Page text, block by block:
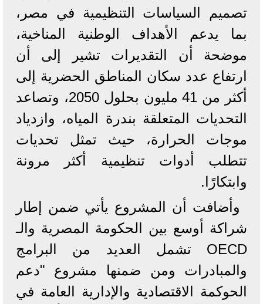
تصميم السياسات التنظيمية في مصر،
بما يدعم الأهداف الوطنية المناخية،
موضحة أن التقديرات تشير إلى أن
ارتفاع عدد سكان المناطق الحضرية إلى
أكثر من 41 مليون بحلول 2050، وتصاعد
التحديات المتعلقة بندرة المياه، وازدياد
موجات الحرارة، حيث تمثل تحديات
تتطلب أدوات تنظيمية أكثر مرونة
وابتكارًا.
وأضافت أن المشروع يأتي ضمن إطار
شراكة أوسع بين الحكومة المصرية والـ
OECD تشمل العديد من البرامج
والمبادرات ومن ضمنها مشروع "دعم
الحوكمة الاقتصادية والإدارية العامة في